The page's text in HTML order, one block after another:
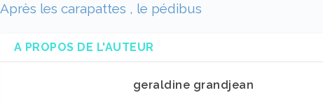
Après les carapattes , le pédibus
A PROPOS DE L'AUTEUR
geraldine grandjean